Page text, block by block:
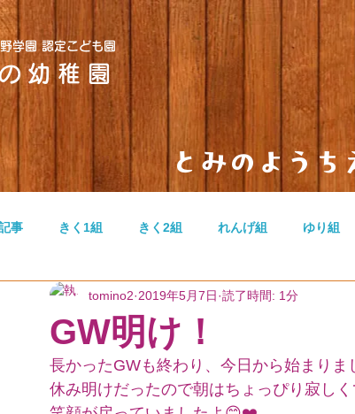
学園 認定こども園
幼稚園
とみのようち
事 きく1組 きく2組 れんげ組 ゆり組
ふたば組 無題のカテゴリー
GW明け！
tomino2 2019年5月7日 読了時間: 1分
長かったGWも終わり、今日から始まりま
休み明けだったので朝はちょっぴり寂し